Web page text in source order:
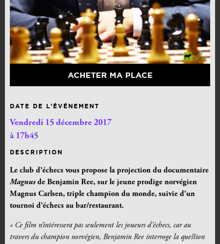
ACHETER MA PLACE
DATE DE L’ÉVÉNEMENT
Vendredi 15 décembre 2017
à 17h45
DESCRIPTION
Le club d’échecs vous propose la projection du documentaire
Magnusde Benjamin Ree, sur le jeune prodige norvégien
Magnus Carlsen, triple champion du monde, suivie d’un
tournoi d’échecs au bar/restaurant.
« Ce film n’intéressera pas seulement les joueurs d’échecs, car au
travers du champion norvégien, Benjamin Ree interroge la question